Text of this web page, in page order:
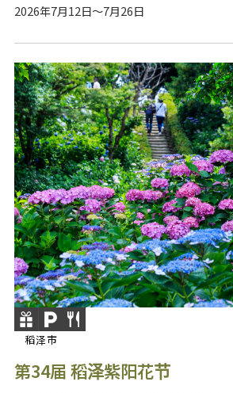
2026年7月12日～7月26日
稻泽市
第34届 稻泽紫阳花节